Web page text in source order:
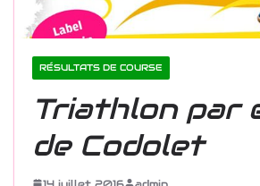
RÉSULTATS DE COURSE
Triathlon par
de Codolet